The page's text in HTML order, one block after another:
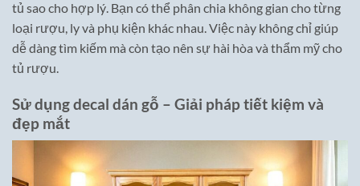
tủ sao cho hợp lý. Bạn có thể phân chia không gian cho từng
loại rượu, ly và phụ kiện khác nhau. Việc này không chỉ giúp
dễ dàng tìm kiếm mà còn tạo nên sự hài hòa và thẩm mỹ cho
tủ rượu.
Sử dụng decal dán gỗ – Giải pháp tiết kiệm và
đẹp mắt